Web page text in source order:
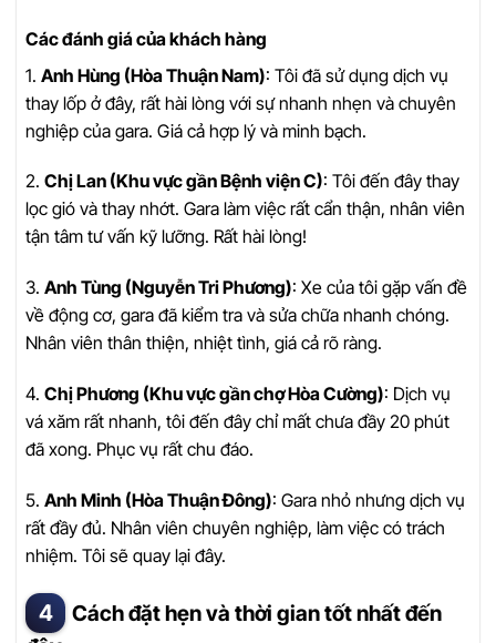
Các đánh giá của khách hàng
1. Anh Hùng (Hòa Thuận Nam): Tôi đã sử dụng dịch vụ
thay lốp ở đây, rất hài lòng với sự nhanh nhẹn và chuyên
nghiệp của gara. Giá cả hợp lý và minh bạch.
2. Chị Lan (Khu vực gần Bệnh viện C): Tôi đến đây thay
lọc gió và thay nhớt. Gara làm việc rất cẩn thận, nhân viên
tận tâm tư vấn kỹ lưỡng. Rất hài lòng!
3. Anh Tùng (Nguyễn Tri Phương): Xe của tôi gặp vấn đề
về động cơ, gara đã kiểm tra và sửa chữa nhanh chóng.
Nhân viên thân thiện, nhiệt tình, giá cả rõ ràng.
4. Chị Phương (Khu vực gần chợ Hòa Cường): Dịch vụ
vá xăm rất nhanh, tôi đến đây chỉ mất chưa đầy 20 phút
đã xong. Phục vụ rất chu đáo.
5. Anh Minh (Hòa Thuận Đông): Gara nhỏ nhưng dịch vụ
rất đầy đủ. Nhân viên chuyên nghiệp, làm việc có trách
nhiệm. Tôi sẽ quay lại đây.
Cách đặt hẹn và thời gian tốt nhất đến